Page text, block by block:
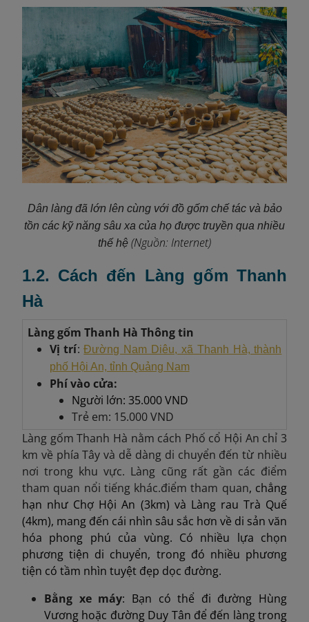
Dân làng đã lớn lên cùng với đồ gốmchế tác và bảo
tồn các kỹ năng sâu xa của họ được truyền qua nhiều
thế hệ (Nguồn: Internet)
1.2. Cách đến Làng gốm Thanh
Hà
Làng gốm Thanh Hà Thông tin
Vị trí:Đường Nam Diêu, xã Thanh Hà, thành
phố Hội An, tỉnh Quảng Nam
Phí vào cửa:
Người lớn: 35.000 VND
Trẻ em: 15.000 VND
Làng gốm Thanh Hà nằm cách Phố cổ Hội An chỉ 3
km về phía Tây và dễ dàng di chuyển đến từ nhiều
nơi trong khu vực. Làng cũng rất gần các điểm
tham quan nổi tiếng khác.điểm tham quan, chẳng
hạn như Chợ Hội An (3km) và Làng rau Trà Quế
(4km), mang đến cái nhìn sâu sắc hơn về di sản văn
hóa phong phú của vùng. Có nhiều lựa chọn
phương tiện di chuyển, trong đó nhiều phương
tiện có tầm nhìn tuyệt đẹp dọc đường.
Bằng xe máy: Bạn có thể đi đường Hùng
Vương hoặc đường Duy Tân để đến làng trong